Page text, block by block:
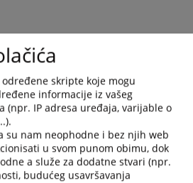
ТРИБУНАЛ У ХАГУ
СУД
skripte koje mogu
informacije iz vašeg
(npr. IP adresa uređaja, varijable o
su nam neophodne i bez njih web
u svom punom obimu, dok
a služe za dodatne stvari (npr.
budućeg usavršavanja